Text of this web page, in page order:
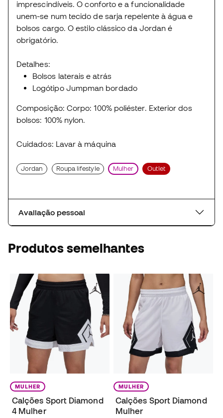
imprescindíveis. O conforto e a funcionalidade
unem-se num tecido de sarja repelente à água e
bolsos cargo. O estilo clássico da Jordan é
obrigatório.
Detalhes:
Bolsos laterais e atrás
Logótipo Jumpman bordado
Composição: Corpo: 100% poliéster. Exterior dos
bolsos: 100% nylon.
Cuidados: Lavar à máquina
Jordan Roupa lifestyle Mulher Outlet
Avaliação pessoal
Produtos semelhantes
MULHER
Calções Sport Diamond
4 Mulher
MULHER
Calções Sport Diamond
Mulher